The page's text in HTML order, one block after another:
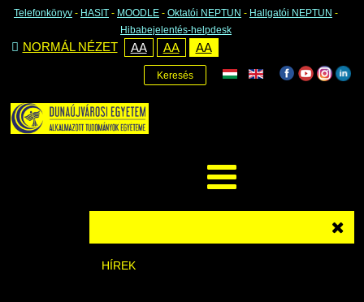
Telefonkönyv - HASIT - MOODLE - Oktatói NEPTUN - Hallgatói NEPTUN -
Hibabejelentés-helpdesk
NORMÁL NÉZET AA AA AA
Keresés
HÍREK